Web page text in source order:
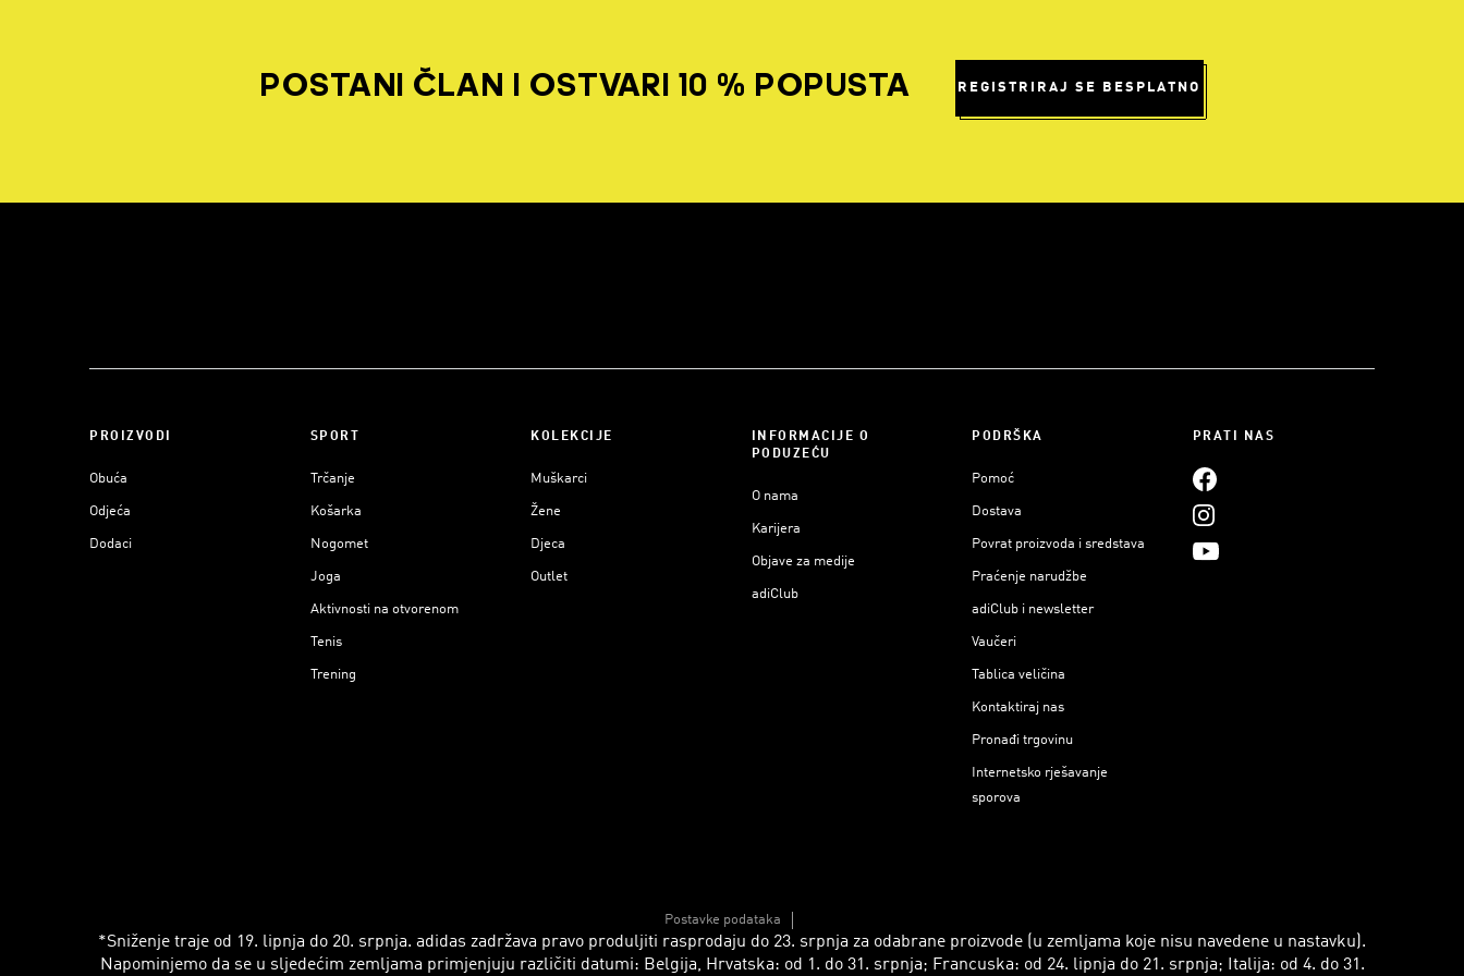
POSTANI ČLAN I OSTVARI 10 % POPUSTA REGISTRIRAJ SE BESPLATNO
PROIZVODI
Obuća
Odjeća
Dodaci
SPORT
Trčanje
Košarka
Nogomet
Joga
Aktivnosti na otvorenom
Tenis
Trening
KOLEKCIJE
Muškarci
Žene
Djeca
Outlet
INFORMACIJE O
PODUZEĆU
O nama
Karijera
Objave za medije
adiClub
PODRŠKA
Pomoć
Dostava
Povrat proizvoda i sredstava
Praćenje narudžbe
adiClub i newsletter
Vaučeri
Tablica veličina
Kontaktiraj nas
Pronađi trgovinu
Internetsko rješavanje
sporova
PRATI NAS
Postavke podataka
*Sniženje traje od 19. lipnja do 20. srpnja. adidas zadržava pravo produljiti rasprodaju do 23. srpnja za odabrane proizvode (u zemljama koje nisu navedene u nastavku).
Napominjemo da se u sljedećim zemljama primjenjuju različiti datumi: Belgija, Hrvatska: od 1. do 31. srpnja; Francuska: od 24. lipnja do 21. srpnja; Italija: od 4. do 31.